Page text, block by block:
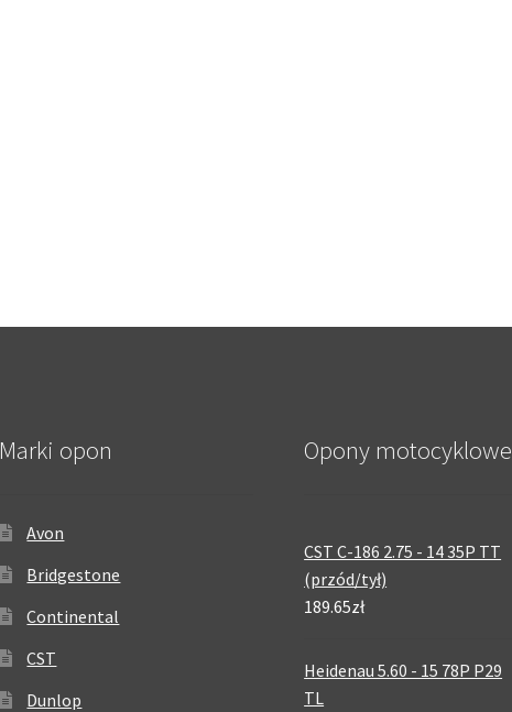
Marki opon
Avon
Bridgestone
Continental
CST
Dunlop
Opony motocyklowe
CST C-186 2.75 - 14 35P TT
(przód/tył)
189.65zł
Heidenau 5.60 - 15 78P P29
TL